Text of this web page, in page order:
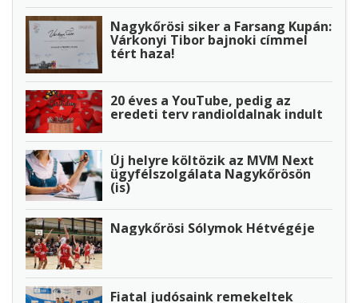
Nagykőrösi siker a Farsang Kupán:
Várkonyi Tibor bajnoki címmel
tért haza!
20 éves a YouTube, pedig az
eredeti terv randioldalnak indult
Új helyre költözik az MVM Next
ügyfélszolgálata Nagykőrösön
(is)
Nagykőrösi Sólymok Hétvégéje
Fiatal judósaink remekeltek